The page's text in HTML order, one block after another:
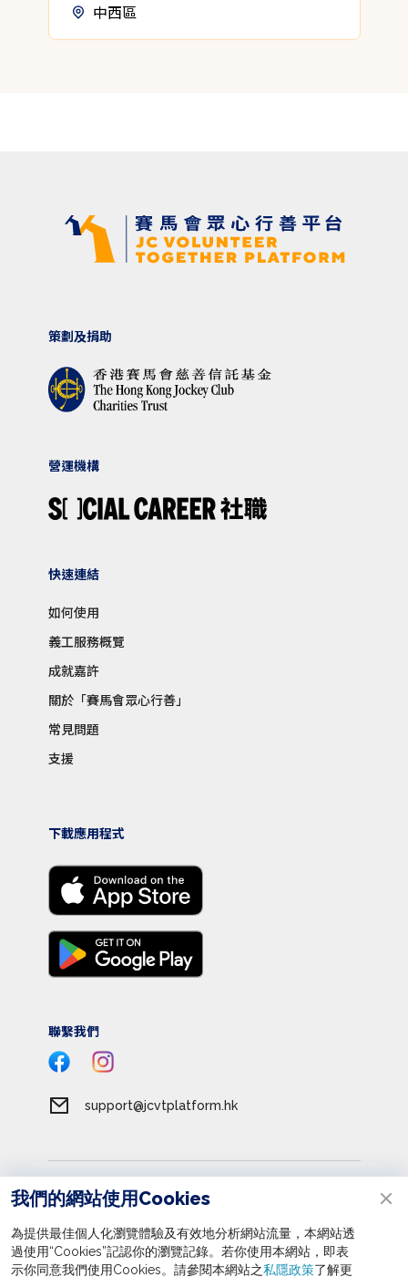
中西區
立即報名
策劃及捐助
營運機構
快速連結
如何使用
義工服務概覽
成就嘉許
關於「賽馬會眾心行善」
常見問題
支援
下載應用程式
聯繫我們
support@jcvtplatform.hk
私隱政策
收集個人資料聲明
我們的網站使用Cookies
為提供最佳個人化瀏覽體驗及有效地分析網站流量，本網站透
過使用“Cookies”記認你的瀏覽記錄。若你使用本網站，即表
示你同意我們使用Cookies。請參閱本網站之私隱政策了解更